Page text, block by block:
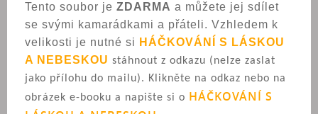
Tento soubor je ZDARMA a můžete jej sdílet
se svými kamarádkami a přáteli. Vzhledem k
velikosti je nutné si HÁČKOVÁNÍ S LÁSKOU
A NEBESKOU stáhnout z odkazu (nelze zaslat
jako přílohu do mailu). Klikněte na odkaz nebo na
obrázek e-booku a napište si o HÁČKOVÁNÍ S